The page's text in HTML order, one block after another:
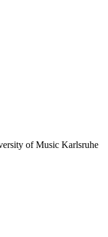
of Music Karlsruhe